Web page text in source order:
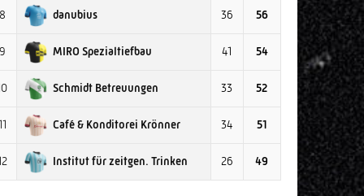
8 danubius 36 56
9 MIRO Spezialtiefbau 41 54
Schmidt Betreuungen 33 52
Café & Konditorei Krönner 34 51
Institut für zeitgen. Trinken 26 49